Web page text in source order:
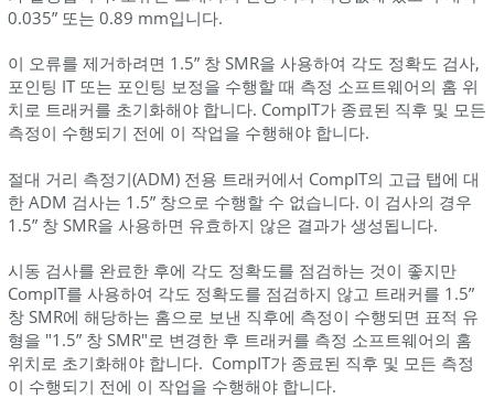
0.035” 또는 0.89 mm입니다.
이 오류를 제거하려면 1.5” 창 SMR을 사용하여 각도 정확도 검사,
포인팅 IT 또는 포인팅 보정을 수행할 때 측정 소프트웨어의 홈 위
치로 트래커를 초기화해야 합니다. CompIT가 종료된 직후 및 모든
측정이 수행되기 전에 이 작업을 수행해야 합니다.
절대 거리 측정기(ADM) 전용 트래커에서 CompIT의 고급 탭에 대
한 ADM 검사는 1.5” 창으로 수행할 수 없습니다. 이 검사의 경우
1.5” 창 SMR을 사용하면 유효하지 않은 결과가 생성됩니다.
시동 검사를 완료한 후에 각도 정확도를 점검하는 것이 좋지만
CompIT를 사용하여 각도 정확도를 점검하지 않고 트래커를 1.5”
창 SMR에 해당하는 홈으로 보낸 직후에 측정이 수행되면 표적 유
형을 "1.5” 창 SMR"로 변경한 후 트래커를 측정 소프트웨어의 홈
위치로 초기화해야 합니다. CompIT가 종료된 직후 및 모든 측정
이 수행되기 전에 이 작업을 수행해야 합니다.